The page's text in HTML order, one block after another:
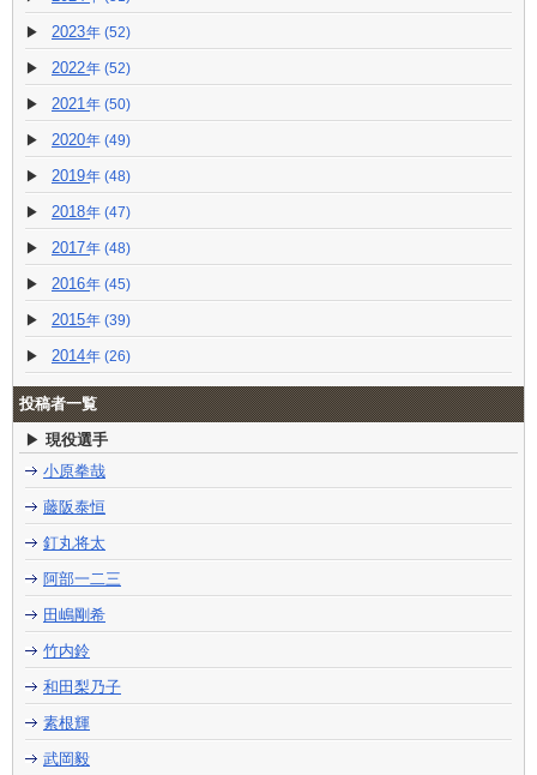
2023 (52)
2022 (52)
2021 (50)
2020 (49)
2019 (48)
2018 (47)
2017 (48)
2016 (45)
2015 (39)
2014 (26)
投稿者一覧
現役選手
小原拳哉
藤阪泰恒
釘丸将太
阿部一二三
田嶋剛希
竹内鈴
和田梨乃子
素根輝
武岡毅